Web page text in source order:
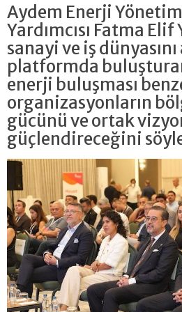
Aydem Enerji
Yardımcısı Fatma Elif
sanayi ve iş dünyasını
platformda
enerji buluşması
organizasyonların
gücünü ve ortak
güçlendireceğini